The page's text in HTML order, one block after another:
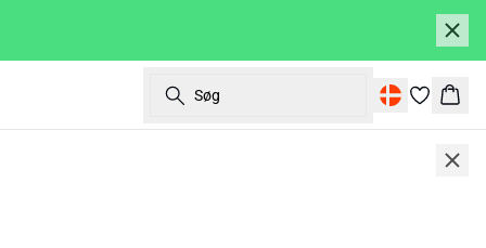
Søg
Kurv